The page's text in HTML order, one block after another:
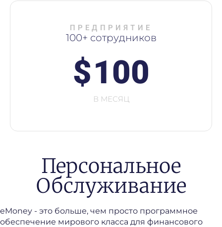
ПРЕДПРИЯТИЕ
100+ сотрудников
$100
В МЕСЯЦ
Персональное
Обслуживание
eMoney - это больше, чем просто программное
обеспечение мирового класса для финансового